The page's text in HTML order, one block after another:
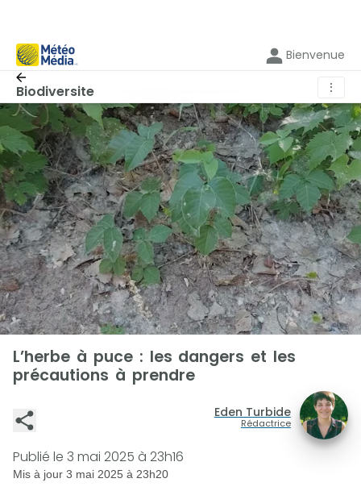
Bienvenue
Biodiversite ⋮
L’herbe à puce : les dangers et les
précautions à prendre
Eden Turbide
Rédactrice
Publié le 3 mai 2025 à 23h16
Mis à jour 3 mai 2025 à 23h20